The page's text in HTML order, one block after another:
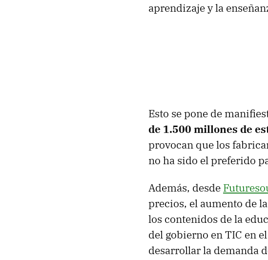
aprendizaje y la
Esto se pone de
de 1.500 millones de
provocan que los
no ha sido el preferido
Además, desde
precios, el aumento de
los contenidos de la
del gobierno en TIC en
desarrollar la demanda